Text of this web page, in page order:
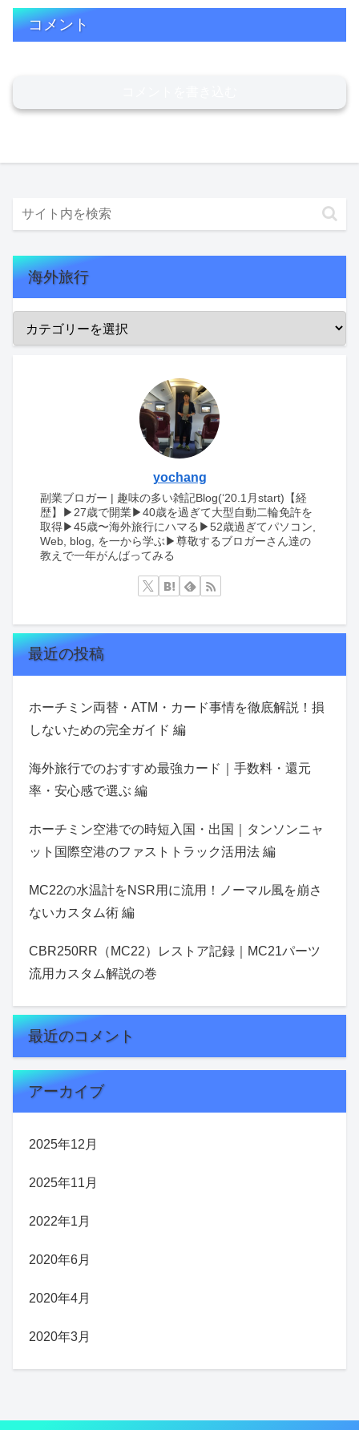
コメント
海外旅行
yochang
副業ブロガー | 趣味の多い雑記Blog(‘20.1月start)【経
歴】▶︎27歳で開業▶︎40歳を過ぎて大型自動二輪免許を
取得▶︎45歳〜海外旅行にハマる▶︎52歳過ぎてパソコン,
Web, blog, を一から学ぶ▶︎尊敬するブロガーさん達の
教えで一年がんばってみる
最近の投稿
ホーチミン両替・ATM・カード事情を徹底解説！損
しないための完全ガイド 編
海外旅行でのおすすめ最強カード｜手数料・還元
率・安心感で選ぶ 編
ホーチミン空港での時短入国・出国｜タンソンニャ
ット国際空港のファストトラック活用法 編
MC22の水温計をNSR用に流用！ノーマル風を崩さ
ないカスタム術 編
CBR250RR（MC22）レストア記録｜MC21パーツ
流用カスタム解説の巻
最近のコメント
アーカイブ
2025年12月
2025年11月
2022年1月
2020年6月
2020年4月
2020年3月